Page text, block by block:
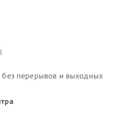
перерывов и выходных